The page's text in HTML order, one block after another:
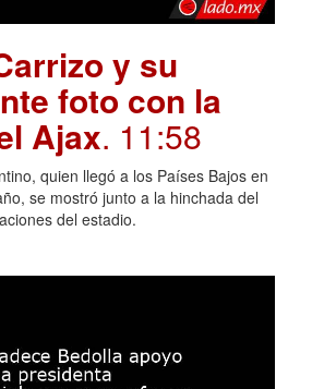
y su
foto con la
Ajax. 11:58
quien llegó a los Países Bajos en
se mostró junto a la hinchada del
del estadio.